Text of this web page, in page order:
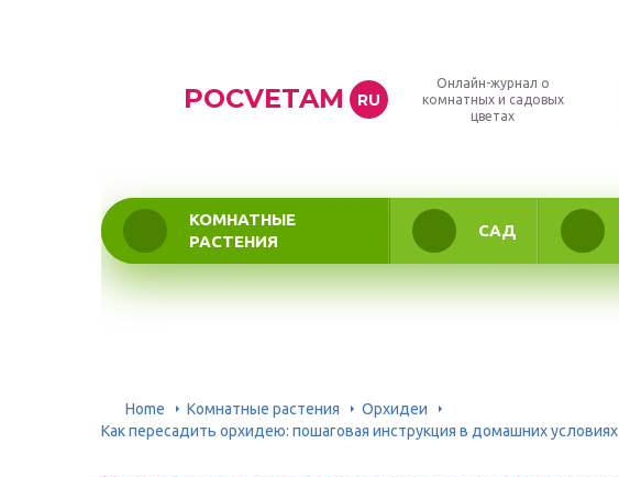
POCVETAM RU
Онлайн-журнал о
комнатных и садовых
цветах
КОМНАТНЫЕ
РАСТЕНИЯ
САД
Home Комнатные растения
Орхидеи
Как пересадить орхидею: пошаговая инструкция в домашних условиях